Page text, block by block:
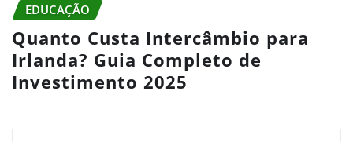
EDUCAÇÃO
Quanto Custa Intercâmbio para
Irlanda? Guia Completo de
Investimento 2025